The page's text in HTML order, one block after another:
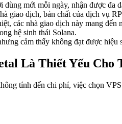
mới mỗi ngày, nhận được đa
giao dịch, bản chất của dịch vụ
các nhà giao dịch này mang
hệ sinh thái Solana.
cảm thấy không đạt được
Là Thiết Yếu Cho
tính đến chi phí, việc chọn